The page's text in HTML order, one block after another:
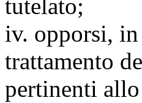
tutelato;
iv. opporsi,
trattamento
pertinenti